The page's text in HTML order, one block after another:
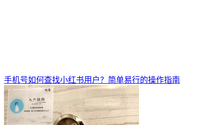
手机号如何查找小红书用户？简单易行的操作指南